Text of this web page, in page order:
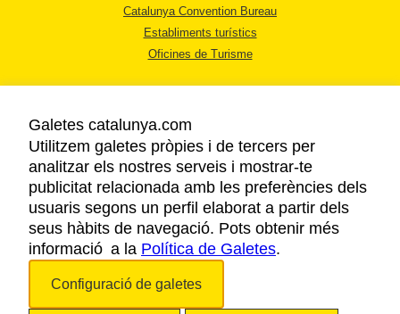
Catalunya Convention Bureau
Establiments turístics
Oficines de Turisme
AVÍS LEGAL
POLÍTICA DE PRIVACITAT
COOKIES
ACCESSIBILITAT
Galetes catalunya.com
Utilitzem galetes pròpies i de tercers per
analitzar els nostres serveis i mostrar-te
publicitat relacionada amb les preferències dels
usuaris segons un perfil elaborat a partir dels
seus hàbits de navegació. Pots obtenir més
informació a la Política de Galetes.
Configuració de galetes